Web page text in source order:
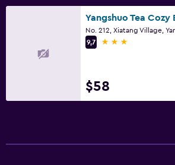
9,7
3 estrellas
$58